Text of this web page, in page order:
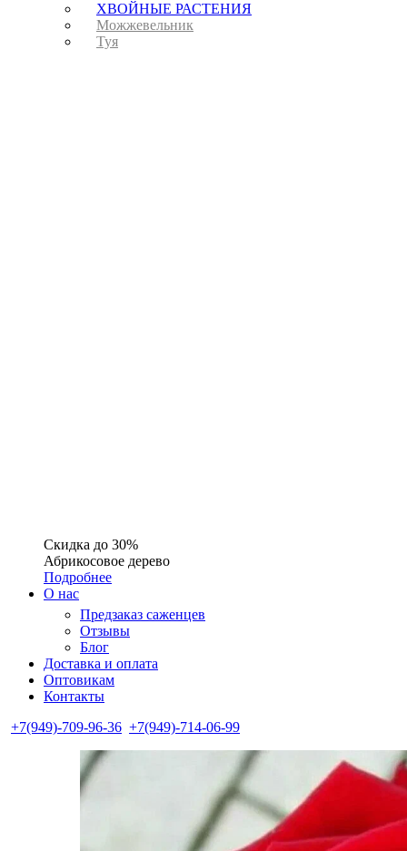
ХВОЙНЫЕ РАСТЕНИЯ
Можжевельник
Туя
Скидка до 30%
Абрикосовое дерево
Подробнее
О нас
Предзаказ саженцев
Отзывы
Блог
Доставка и оплата
Оптовикам
Контакты
+7(949)-709-96-36 +7(949)-714-06-99